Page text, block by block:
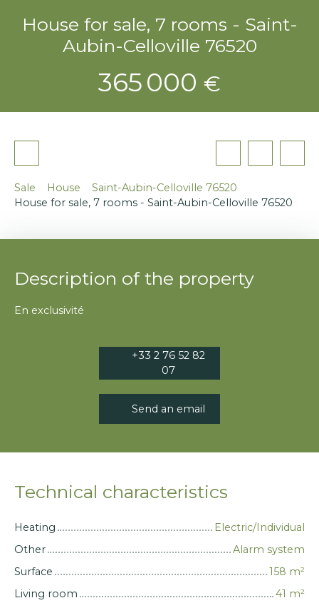
House for sale, 7 rooms - Saint-
Aubin-Celloville 76520
365 000 €
Sale House
Saint-Aubin-Celloville 76520
House for sale, 7 rooms - Saint-Aubin-Celloville 76520
Description of the property
En exclusivité
+33 2 76 52 82
07
Send an email
Technical characteristics
Heating
Electric/Individual
Other
Alarm system
Surface
158 m²
Living room
41 m²